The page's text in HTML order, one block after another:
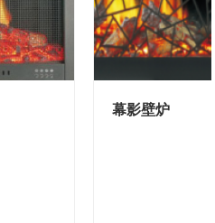
幕影壁炉